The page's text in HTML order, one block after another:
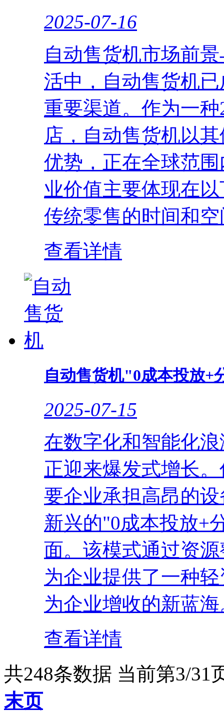
2025-07-16
自动售货机市场前
活中，自动售货机
重要渠道。作为一
店，自动售货机以
优势，正在全球范
业价值主要体现在
传统零售的时间和
查看详情
自动售货机"0成本投放+
2025-07-15
在数字化和智能化
正迎来爆发式增长
要企业承担高昂的
新兴的"0成本投放+
面。该模式通过资
为企业提供了一种
为企业增收的新蓝
查看详情
共248条数据 当前第3/31
末页